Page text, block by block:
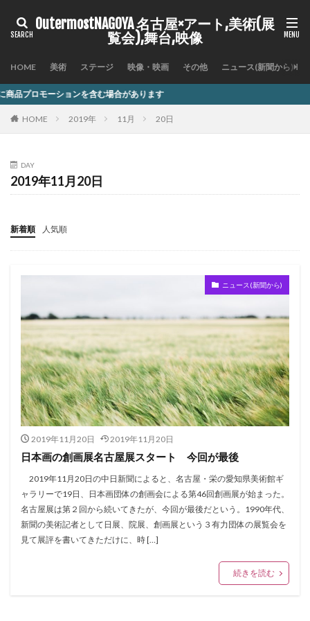
OutermostNAGOYA 名古屋×アート,美術(展
覧会),舞台,映像
HOME 美術 ステージ 映像・映画 その他 ニュース(新聞から)
含む場合があります
HOME 2019年 11月 20日
DAY
2019年11月20日
新着順 人気順
ニュース(新聞から)
2019年11月20日 2019年11月20日
日本画の創画展名古屋展スタート 今回が最後
2019年11月20日の中日新聞によると、名古屋・栄の愛知県美術館ギ
ャラリーで19日、日本画団体の創画会による第46回創画展が始まった。
名古屋展は第２回から続いてきたが、今回が最後だという。1990年代、
新聞の美術記者として日展、院展、創画展という３有力団体の展覧会を
見て展評を書いてきただけに、時 […]
続きを読む